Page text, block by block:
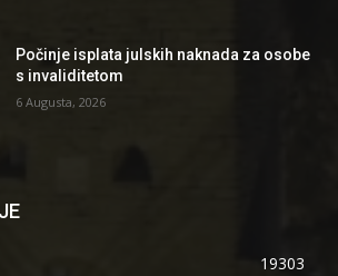
Počinje isplata julskih naknada za osobe
s invaliditetom
6 Augusta, 2026
19303